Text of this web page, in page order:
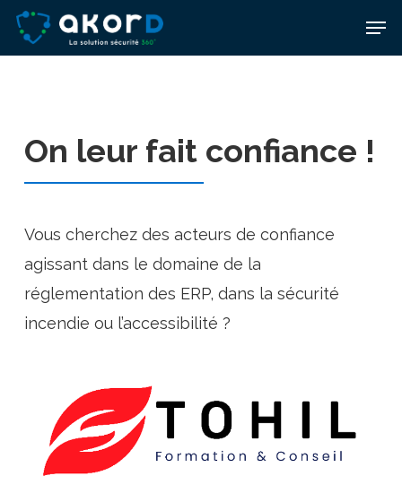
Skip
On leur fait confiance !
Vous cherchez des acteurs de confiance
agissant dans le domaine de la
réglementation des ERP, dans la sécurité
incendie ou l’accessibilité ?